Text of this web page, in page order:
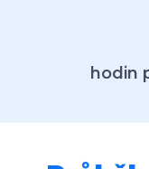
hodin